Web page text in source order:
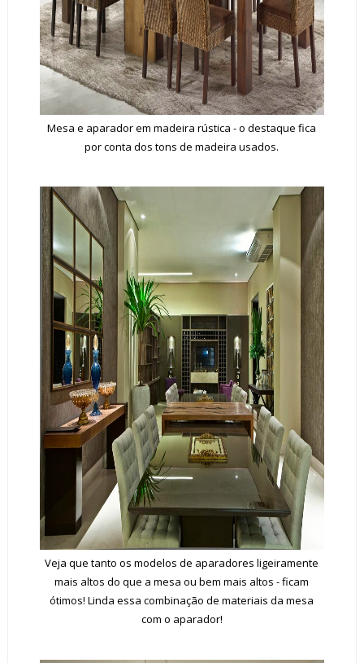
Mesa e aparador em madeira rústica - o destaque fica
por conta dos tons de madeira usados.
Veja que tanto os modelos de aparadores ligeiramente
mais altos do que a mesa ou bem mais altos - ficam
ótimos! Linda essa combinação de materiais da mesa
com o aparador!